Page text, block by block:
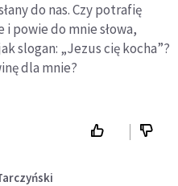
do nas. Czy potrafię
powie do mnie słowa,
slogan: „Jezus cię kocha”?
dla mnie?